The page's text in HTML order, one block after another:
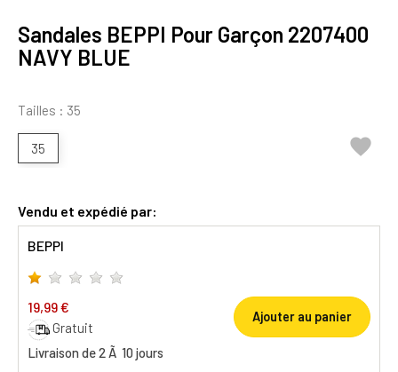
Sandales BEPPI Pour Garçon 2207400
NAVY BLUE
Tailles : 35
35 
Vendu et expédié par:
BEPPI
19,99 €
Gratuit
Livraison de 2 Ã 10 jours
Ajouter au panier